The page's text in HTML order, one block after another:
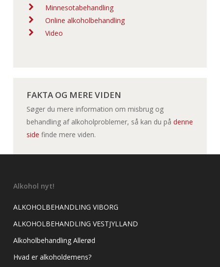
Minnesotabehandling
Online alkoholbehandling
Video
FAKTA OG MERE VIDEN
Søger du mere information om misbrug og
behandling af alkoholproblemer, så kan du på denne
side finde mere viden.
Alkohol nyt!
ALKOHOLBEHANDLING VIBORG
ALKOHOLBEHANDLING VESTJYLLAND
Alkoholbehandling Allerød
Hvad er alkoholdemens?